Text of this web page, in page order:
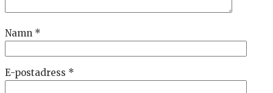
Namn *
E-postadress *